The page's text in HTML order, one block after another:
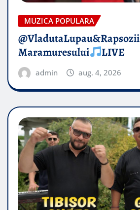
MUZICA POPULARA
@VladutaLupau&Rapsozii
Maramuresului
LIVE
admin aug. 4, 2026